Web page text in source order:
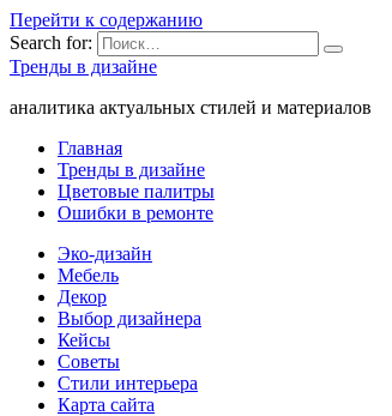
Перейти к содержанию
Search for:
Тренды в дизайне
аналитика актуальных стилей и материалов
Главная
Тренды в дизайне
Цветовые палитры
Ошибки в ремонте
Эко-дизайн
Мебель
Декор
Выбор дизайнера
Кейсы
Советы
Стили интерьера
Карта сайта